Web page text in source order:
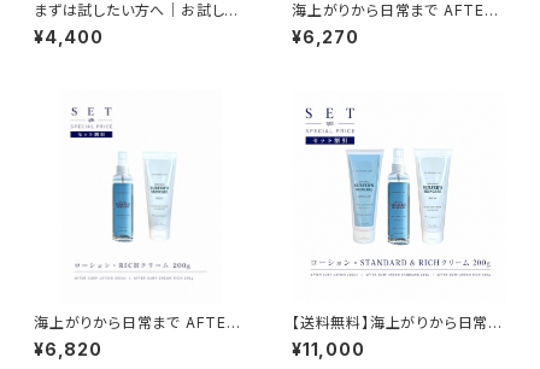
まずは試したい方へ｜お試しス
ターターセット｜NAMIHADA
はじめてセット（ミスト＆クリーム
¥4,400
海上がりから日常まで AFTER
SURF LOTION & CREAM ST
ANDARD SET｜毎日のベーシ
¥6,270
海上がりから日常まで AFTER
SURF LOTION & CREAM RI
CH SET｜より手厚い2ステップ
¥6,820
【送料無料】海上がりから日常ま
で NAMIHADA ALL SET｜フ
ルラインナップを体験できるコン
¥11,000